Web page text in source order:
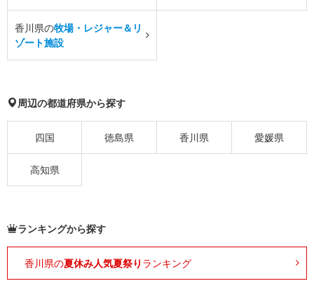
香川県の牧場・レジャー＆リ
ゾート施設
周辺の都道府県から探す
四国 徳島県 香川県 愛媛県
高知県
ランキングから探す
香川県の夏休み人気夏祭り ランキング